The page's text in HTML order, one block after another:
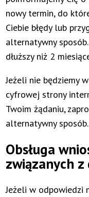
nowy termin, do
Ciebie błędy lub
alternatywny
dłuższy niż 2
Jeżeli nie będziemy
cyfrowej strony
Twoim żądaniu,
alternatywny sposób.
Obsługa
związanych
Jeżeli w odpowiedzi